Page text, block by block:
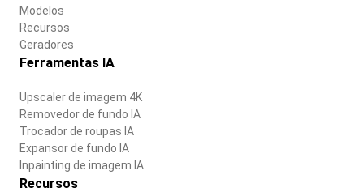
Modelos
Recursos
Geradores
Ferramentas IA
Upscaler de imagem 4K
Removedor de fundo IA
Trocador de roupas IA
Expansor de fundo IA
Inpainting de imagem IA
Recursos